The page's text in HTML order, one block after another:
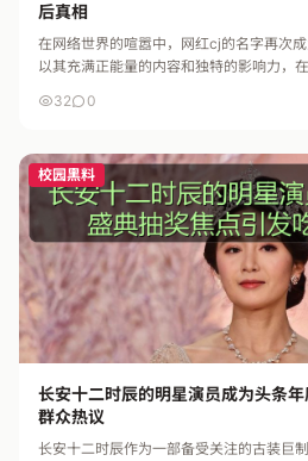
后真相
在网络世界的喧嚣中，网红cj的名字再次
以其充满正能量的内容和独特的影响力，
32 0
校园黑料
长安十二时辰的明星演员成为头条
群众热议
长安十二时辰作为一部备受关注的古装巨